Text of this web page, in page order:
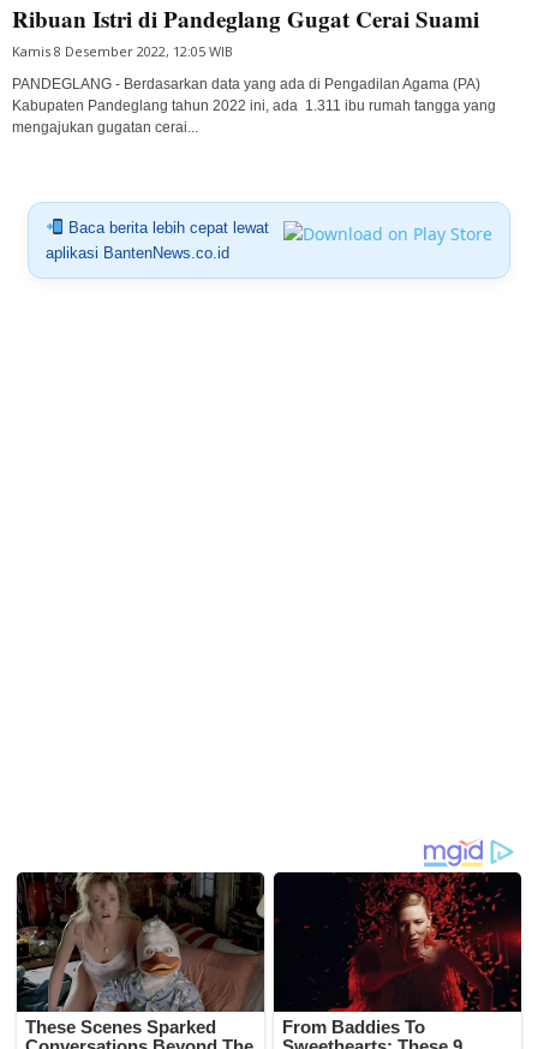
Ribuan Istri di Pandeglang Gugat Cerai Suami
Kamis 8 Desember 2022, 12:05 WIB
PANDEGLANG - Berdasarkan data yang ada di Pengadilan Agama (PA)
Kabupaten Pandeglang tahun 2022 ini, ada 1.311 ibu rumah tangga yang
mengajukan gugatan cerai...
Baca berita lebih cepat lewat
aplikasi BantenNews.co.id